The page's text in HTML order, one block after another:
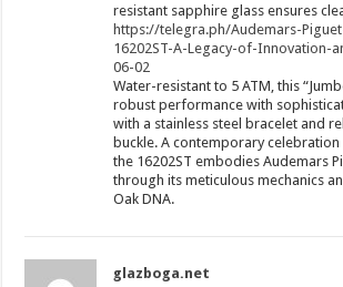
resistant sapphire glass ensures
https://telegra.ph/Audemars-
16202ST-A-Legacy-of-Innovation-
06-02
Water-resistant to 5 ATM, this
robust performance with
with a stainless steel bracelet and
buckle. A contemporary celebration
the 16202ST embodies Audemars
through its meticulous mechanics
Oak DNA.
glazboga.net